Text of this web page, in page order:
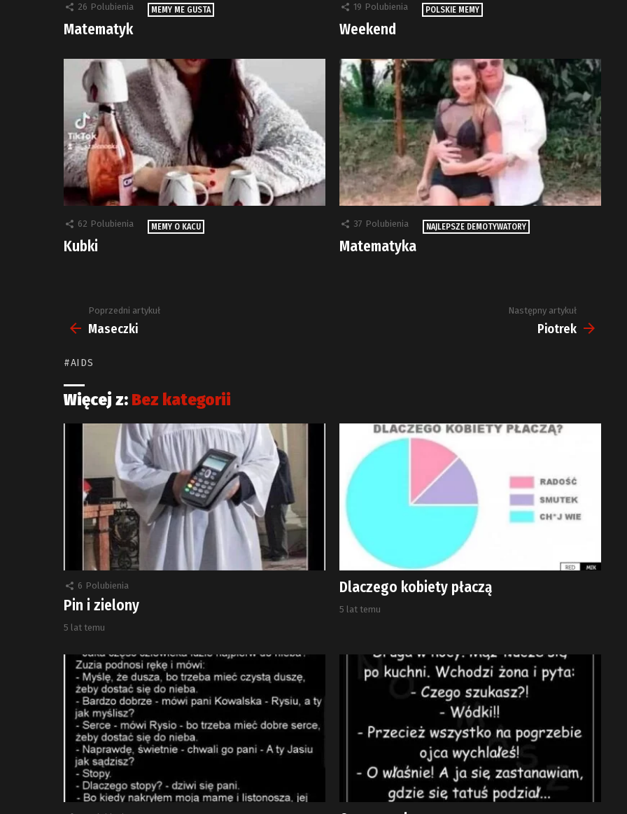
26 Polubienia MEMY ME GUSTA
Matematyk
19 Polubienia POLSKIE MEMY
Weekend
62 Polubienia MEMY O KACU
Kubki
37 Polubienia NAJLEPSZE DEMOTYWATORY
Matematyka
Zobacz
więcej
Poprzedni artykuł
Maseczki
Następny artykuł
Piotrek
AIDS
Więcej z: Bez kategorii
6 Polubienia
Pin i zielony
5 lat temu
Dlaczego kobiety płaczą
5 lat temu